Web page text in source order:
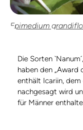
Epimedium
Die Sorten
haben den „Award
enthält Icariin,
nachgesagt wird
für Männer